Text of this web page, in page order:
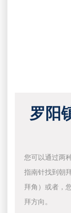
罗阳
您可以通过两
指南针找到朝
拜角）或者，
拜方向。